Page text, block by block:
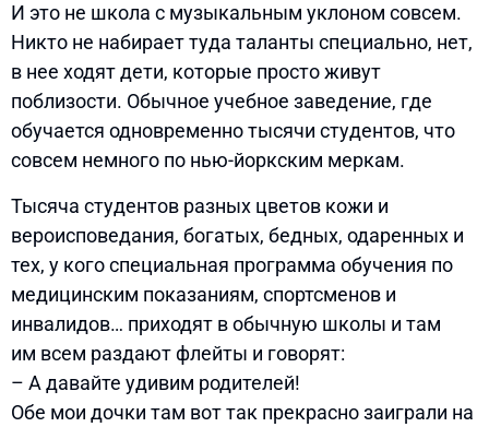
И это не школа с музыкальным уклоном совсем.
Никто не набирает туда таланты специально, нет,
в нее ходят дети, которые просто живут
поблизости. Обычное учебное заведение, где
обучается одновременно тысячи студентов, что
совсем немного по нью-йоркским меркам.
Тысяча студентов разных цветов кожи и
вероисповедания, богатых, бедных, одаренных и
тех, у кого специальная программа обучения по
медицинским показаниям, спортсменов и
инвалидов… приходят в обычную школы и там
им всем раздают флейты и говорят:
– А давайте удивим родителей!
Обе мои дочки там вот так прекрасно заиграли на